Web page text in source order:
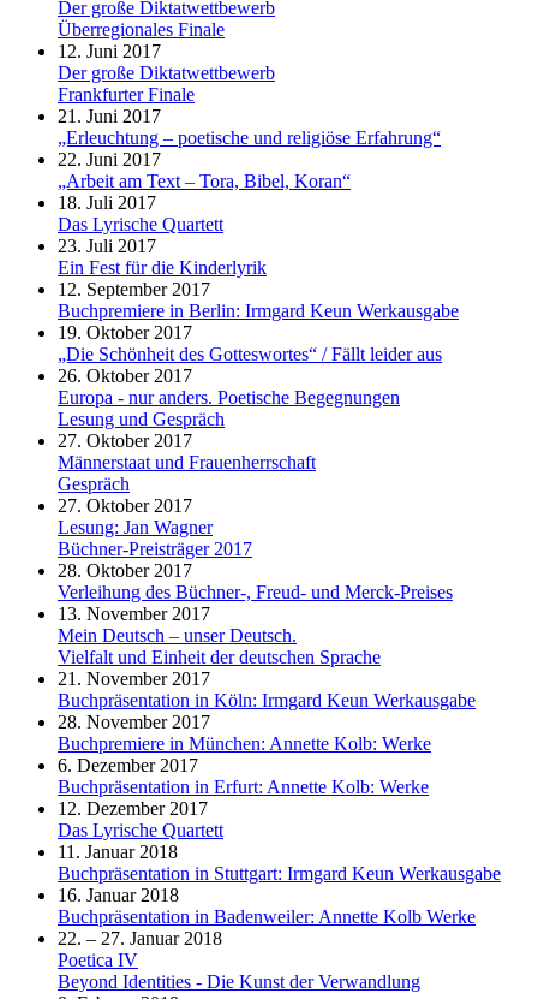
Der große Diktatwettbewerb
Überregionales Finale
12. Juni 2017
Der große Diktatwettbewerb
Frankfurter Finale
21. Juni 2017
„Erleuchtung – poetische und religiöse Erfahrung“
22. Juni 2017
„Arbeit am Text – Tora, Bibel, Koran“
18. Juli 2017
Das Lyrische Quartett
23. Juli 2017
Ein Fest für die Kinderlyrik
12. September 2017
Buchpremiere in Berlin: Irmgard Keun Werkausgabe
19. Oktober 2017
„Die Schönheit des Gotteswortes“ / Fällt leider aus
26. Oktober 2017
Europa - nur anders. Poetische Begegnungen
Lesung und Gespräch
27. Oktober 2017
Männerstaat und Frauenherrschaft
Gespräch
27. Oktober 2017
Lesung: Jan Wagner
Büchner-Preisträger 2017
28. Oktober 2017
Verleihung des Büchner-, Freud- und Merck-Preises
13. November 2017
Mein Deutsch – unser Deutsch.
Vielfalt und Einheit der deutschen Sprache
21. November 2017
Buchpräsentation in Köln: Irmgard Keun Werkausgabe
28. November 2017
Buchpremiere in München: Annette Kolb: Werke
6. Dezember 2017
Buchpräsentation in Erfurt: Annette Kolb: Werke
12. Dezember 2017
Das Lyrische Quartett
11. Januar 2018
Buchpräsentation in Stuttgart: Irmgard Keun Werkausgabe
16. Januar 2018
Buchpräsentation in Badenweiler: Annette Kolb Werke
22. – 27. Januar 2018
Poetica IV
Beyond Identities - Die Kunst der Verwandlung